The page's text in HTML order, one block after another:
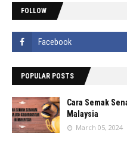
FOLLOW
POPULAR POSTS
Cara Semak
Malaysia
March 05, 2024